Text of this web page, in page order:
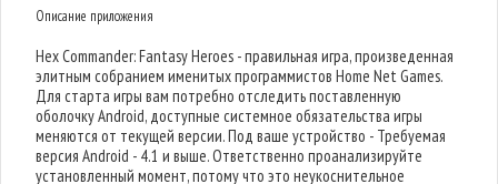
Описание приложения
Hex Commander: Fantasy Heroes - правильная игра, произведенная
элитным собранием именитых программистов Home Net Games.
Для старта игры вам потребно отследить поставленную
оболочку Android, доступные системное обязательства игры
меняются от текущей версии. Под ваше устройство - Требуемая
версия Android - 4.1 и выше. Ответственно проанализируйте
установленный момент, потому что это неукоснительное